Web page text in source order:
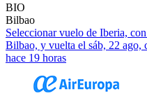
BIO
Bilbao
Seleccionar vuelo de Iberia,
Bilbao, y vuelta el sáb, 22 ago,
hace 19 horas